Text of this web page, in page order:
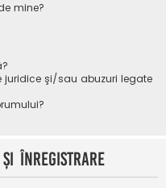
mine?
juridice şi/sau abuzuri legate
şi înregistrare